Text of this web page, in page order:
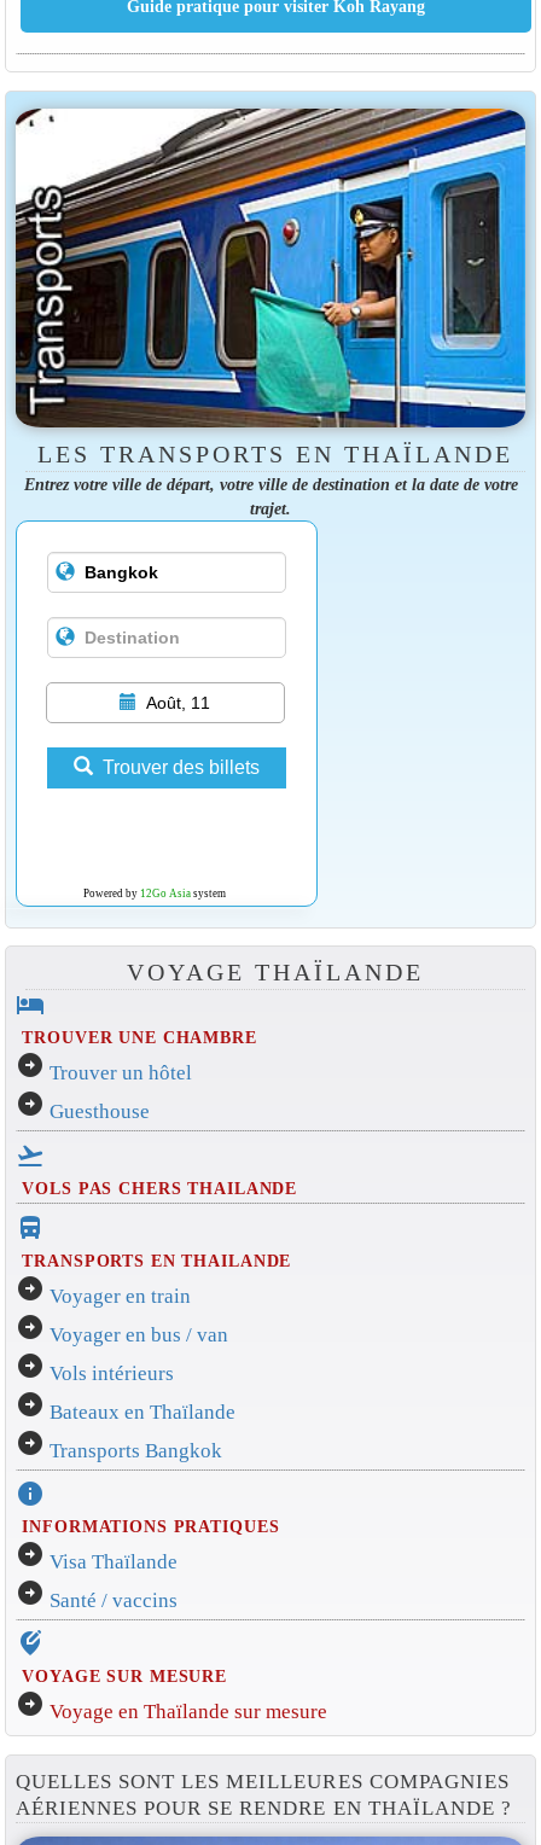
LES TRANSPORTS EN THAÏLANDE
Entrez votre ville de départ, votre ville de destination et la date de votre
trajet.
Août, 11
Trouver des billets
Powered by 12Go Asiasystem
VOYAGE THAÏLANDE
hotel
TROUVER UNE CHAMBRE
arrow_circle_right Trouver un hôtel
arrow_circle_right Guesthouse
flight_takeoff
VOLS PAS CHERS THAILANDE
directions_bus_filled
TRANSPORTS EN THAILANDE
arrow_circle_right Voyager en train
arrow_circle_right Voyager en bus / van
arrow_circle_right Vols intérieurs
arrow_circle_right Bateaux en Thaïlande
arrow_circle_right Transports Bangkok
info
INFORMATIONS PRATIQUES
arrow_circle_right Visa Thaïlande
arrow_circle_right Santé / vaccins
edit_location_alt
VOYAGE SUR MESURE
arrow_circle_right Voyage en Thaïlande sur mesure
QUELLES SONT LES MEILLEURES COMPAGNIES
AÉRIENNES POUR SE RENDRE EN THAÏLANDE ?